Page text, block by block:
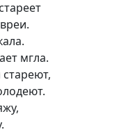
мгла.